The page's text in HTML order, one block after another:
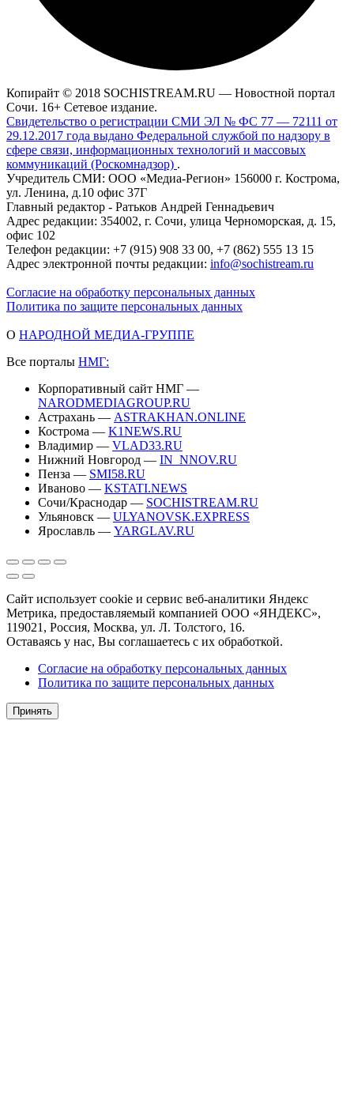
Копирайт © 2018 SOCHISTREAM.RU — Новостной портал
Сочи. 16+ Сетевое издание.
Свидетельство о регистрации СМИ ЭЛ № ФС 77 — 72111 от
29.12.2017 года выдано Федеральной службой по надзору в
сфере связи, информационных технологий и массовых
коммуникаций (Роскомнадзор) .
Учредитель СМИ: ООО «Медиа-Регион» 156000 г. Кострома,
ул. Ленина, д.10 офис 37Г
Главный редактор - Ратьков Андрей Геннадьевич
Адрес редакции: 354002, г. Сочи, улица Черноморская, д. 15,
офис 102
Телефон редакции: +7 (915) 908 33 00, +7 (862) 555 13 15
Адрес электронной почты редакции: info@sochistream.ru
Согласие на обработку персональных данных
Политика по защите персональных данных
О НАРОДНОЙ МЕДИА-ГРУППЕ
Все порталы НМГ:
Корпоративный сайт НМГ —
NARODMEDIAGROUP.RU
Астрахань — ASTRAKHAN.ONLINE
Кострома — K1NEWS.RU
Владимир — VLAD33.RU
Нижний Новгород — IN_NNOV.RU
Пенза — SMI58.RU
Иваново — KSTATI.NEWS
Сочи/Краснодар — SOCHISTREAM.RU
Ульяновск — ULYANOVSK.EXPRESS
Ярославль — YARGLAV.RU
Сайт использует cookie и сервис веб-аналитики Яндекс
Метрика, предоставляемый компанией ООО «ЯНДЕКС»,
119021, Россия, Москва, ул. Л. Толстого, 16.
Оставаясь у нас, Вы соглашаетесь с их обработкой.
Согласие на обработку персональных данных
Политика по защите персональных данных
Принять